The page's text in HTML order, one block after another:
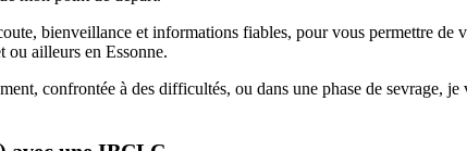
bienveillance et informations fiables, pour vous permettre de
ou ailleurs en Essonne.
confrontée à des difficultés, ou dans une phase de sevrage,